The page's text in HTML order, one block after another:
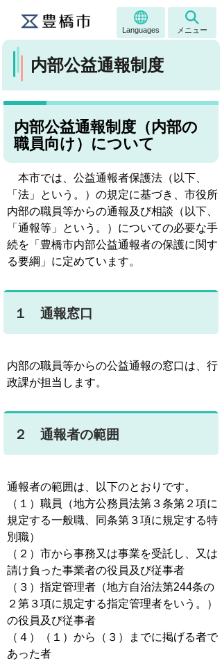
Languages メニュー
内部公益通報制度
内部公益通報制度（内部の
職員向け）について
本市では、公益通報者保護法（以下、
「法」という。）の規定に基づき、市役所
内部の職員等からの通報及び相談（以下、
「通報等」という。）についての必要な手
続を「豊橋市内部公益通報者の保護に関す
る要綱」に定めています。
１ 通報窓口
内部の職員等からの公益通報の窓口は、行
政課が担当します。
２ 通報者の範囲
通報者の範囲は、以下のとおりです。
（１）職員（地方公務員法第３条第２項に
規定する一般職、同条第３項に規定する特
別職）
（２）市から事務又は事業を受託し、又は
請け負った事業者の役員及び従事者
（３）指定管理者（地方自治法第244条の
２第３項に規定する指定管理者をいう。）
の役員及び従事者
（４）（１）から（３）までに掲げる者で
あった者